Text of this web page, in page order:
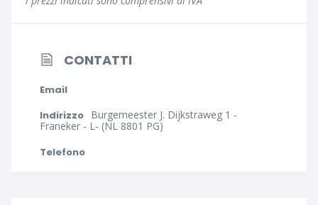
CONTATTI
Email
Indirizzo Burgemeester J. Dijkstraweg 1 -
Franeker - L- (NL 8801 PG)
Telefono